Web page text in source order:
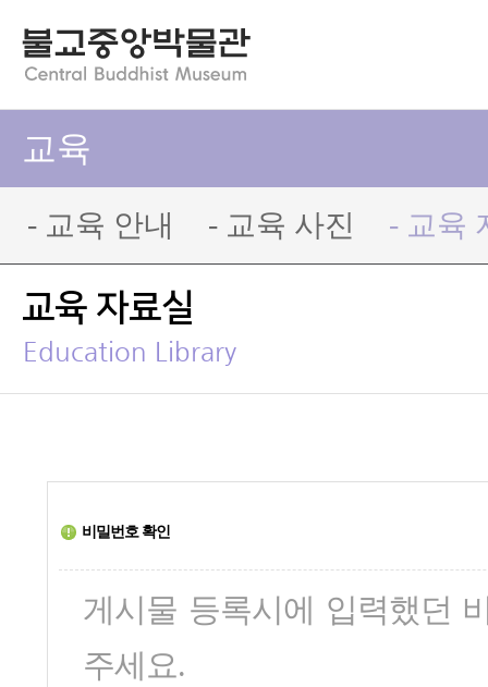
교육
- 교육 안내 - 교육 사진 - 교육
교육 자료실
Education Library
비밀번호 확인
게시물 등록시에 입력했던
주세요.